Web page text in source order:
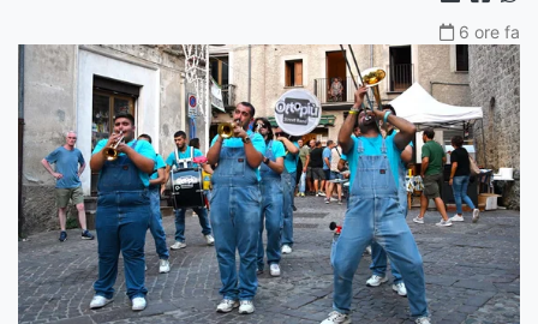
6 ore fa